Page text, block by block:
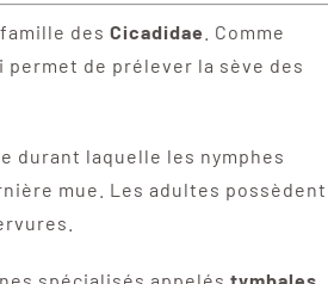
des Cicadidae
. Comme
de prélever la sève des
durant laquelle les nymphes
mue. Les adultes possèdent